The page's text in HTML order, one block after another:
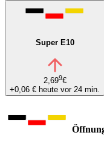
Super E10
2,699€
+0,06 € heute vor 24 min.